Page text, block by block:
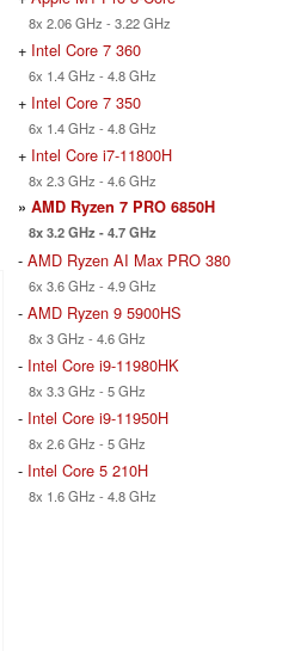
8x 2.06 GHz - 3.22 GHz
+ Intel Core 7 360
6x 1.4 GHz - 4.8 GHz
+ Intel Core 7 350
6x 1.4 GHz - 4.8 GHz
+ Intel Core i7-11800H
8x 2.3 GHz - 4.6 GHz
» AMD Ryzen 7 PRO 6850H
8x 3.2 GHz - 4.7 GHz
- AMD Ryzen AI Max PRO 380
6x 3.6 GHz - 4.9 GHz
- AMD Ryzen 9 5900HS
8x 3 GHz - 4.6 GHz
- Intel Core i9-11980HK
8x 3.3 GHz - 5 GHz
- Intel Core i9-11950H
8x 2.6 GHz - 5 GHz
- Intel Core 5 210H
8x 1.6 GHz - 4.8 GHz